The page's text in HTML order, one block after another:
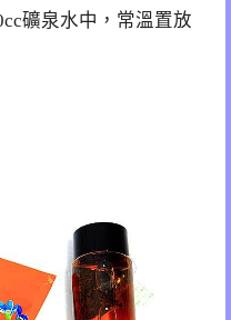
礦泉水中，常溫置放